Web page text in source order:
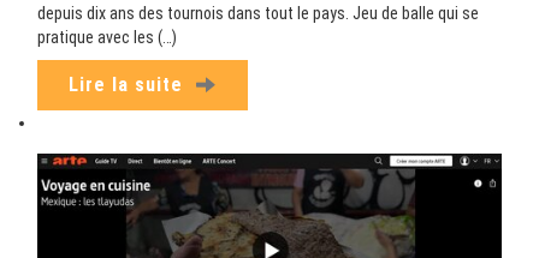
depuis dix ans des tournois dans tout le pays. Jeu de balle qui se
pratique avec les (…)
Lire la suite